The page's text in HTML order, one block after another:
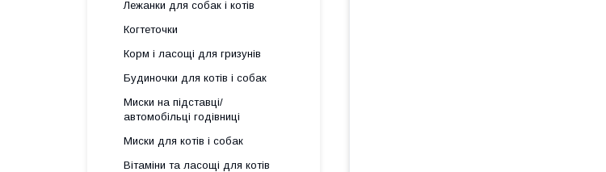
Лежанки для собак і котів
Когтеточки
Корм і ласощі для гризунів
Будиночки для котів і собак
Миски на підставці/
автомобільці годівниці
Миски для котів і собак
Вітаміни та ласощі для котів